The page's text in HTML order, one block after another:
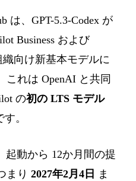
は、GPT-5.3-Codex が
Business および
織向け新基本モデルに
これは OpenAI と共同
の初の LTS モデル
。
起動から 12か月間の提
まり 2027年2月4日 ま